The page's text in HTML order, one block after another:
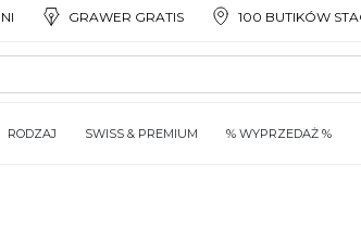
GRAWER GRATIS 100 BUTIKÓW
RODZAJ SWISS & PREMIUM % WYPRZEDAŻ %